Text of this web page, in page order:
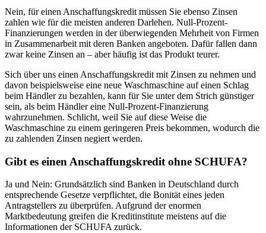
Nein, für einen Anschaffungskredit müssen Sie ebenso Zinsen
zahlen wie für die meisten anderen Darlehen. Null-Prozent-
Finanzierungen werden in der überwiegenden Mehrheit von Firmen
in Zusammenarbeit mit deren Banken angeboten. Dafür fallen dann
zwar keine Zinsen an – aber häufig ist das Produkt teurer.
Sich über uns einen Anschaffungskredit mit Zinsen zu nehmen und
davon beispielsweise eine neue Waschmaschine auf einen Schlag
beim Händler zu bezahlen, kann für Sie unter dem Strich günstiger
sein, als beim Händler eine Null-Prozent-Finanzierung
wahrzunehmen. Schlicht, weil Sie auf diese Weise die
Waschmaschine zu einem geringeren Preis bekommen, wodurch die
zu zahlenden Zinsen negiert werden.
Gibt es einen Anschaffungskredit ohne SCHUFA?
Ja und Nein: Grundsätzlich sind Banken in Deutschland durch
entsprechende Gesetze verpflichtet, die Bonität eines jeden
Antragstellers zu überprüfen. Aufgrund der enormen
Marktbedeutung greifen die Kreditinstitute meistens auf die
Informationen der SCHUFA zurück.